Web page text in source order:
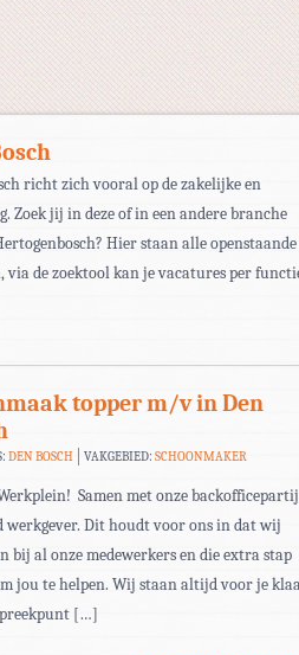
richt zich vooral op de zakelijke en
Zoek jij in deze of in een andere branche
Hier staan alle openstaande
via de zoektool kan je vacatures per
topper m/v in Den
DEN BOSCH VAKGEBIED:SCHOONMAKER
Samen met onze backofficepartij
werkgever. Dit houdt voor ons in dat wij
bij al onze medewerkers en die extra stap
jou te helpen. Wij staan altijd voor je
[…]